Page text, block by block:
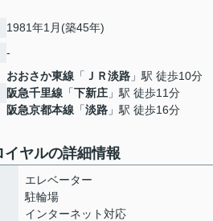
1981年1月(築45年)
-
おおさか東線 「 ＪＲ淡路 」駅 徒歩10分
阪急千里線 「下新庄 」駅 徒歩11分
阪急京都本線 「淡路 」駅 徒歩16分
ヤルの詳細情報
エレベーター
駐輪場
インターネット対応